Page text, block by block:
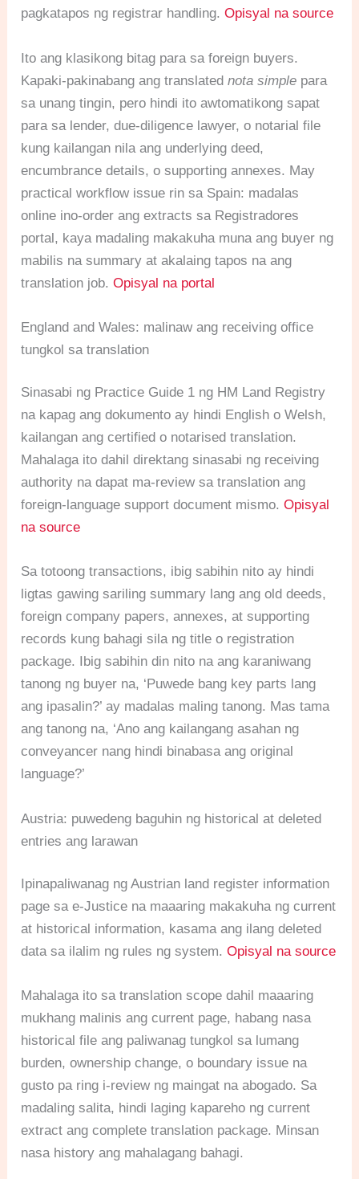
pagkatapos ng registrar handling.Opisyal na source
Ito ang klasikong bitag para sa foreign buyers.
Kapaki-pakinabang ang translatednota simple para
sa unang tingin, pero hindi ito awtomatikong sapat
para sa lender, due-diligence lawyer, o notarial file
kung kailangan nila ang underlying deed,
encumbrance details, o supporting annexes. May
practical workflow issue rin sa Spain: madalas
online ino-order ang extracts sa Registradores
portal, kaya madaling makakuha muna ang buyer ng
mabilis na summary at akalaing tapos na ang
translation job.Opisyal na portal
England and Wales: malinaw ang receiving office
tungkol sa translation
Sinasabi ng Practice Guide 1 ng HM Land Registry
na kapag ang dokumento ay hindi English o Welsh,
kailangan ang certified o notarised translation.
Mahalaga ito dahil direktang sinasabi ng receiving
authority na dapat ma-review sa translation ang
foreign-language support document mismo.Opisyal
na source
Sa totoong transactions, ibig sabihin nito ay hindi
ligtas gawing sariling summary lang ang old deeds,
foreign company papers, annexes, at supporting
records kung bahagi sila ng title o registration
package. Ibig sabihin din nito na ang karaniwang
tanong ng buyer na, ‘Puwede bang key parts lang
ang ipasalin?’ ay madalas maling tanong. Mas tama
ang tanong na, ‘Ano ang kailangang asahan ng
conveyancer nang hindi binabasa ang original
language?’
Austria: puwedeng baguhin ng historical at deleted
entries ang larawan
Ipinapaliwanag ng Austrian land register information
page sa e-Justice na maaaring makakuha ng current
at historical information, kasama ang ilang deleted
data sa ilalim ng rules ng system.Opisyal na source
Mahalaga ito sa translation scope dahil maaaring
mukhang malinis ang current page, habang nasa
historical file ang paliwanag tungkol sa lumang
burden, ownership change, o boundary issue na
gusto pa ring i-review ng maingat na abogado. Sa
madaling salita, hindi laging kapareho ng current
extract ang complete translation package. Minsan
nasa history ang mahalagang bahagi.